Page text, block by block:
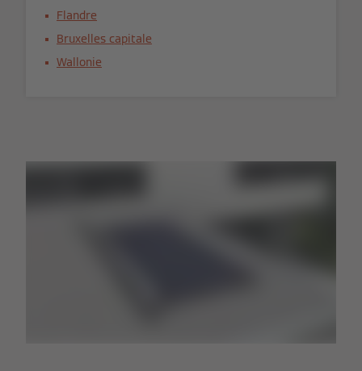
Flandre
Bruxelles capitale
Wallonie